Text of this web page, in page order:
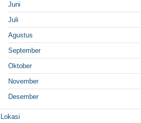
Juni
Juli
Agustus
September
Oktober
November
Desember
Lokasi